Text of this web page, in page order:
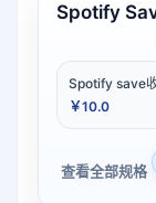
Spotify
Spotify save
￥10.0
查看全部规格